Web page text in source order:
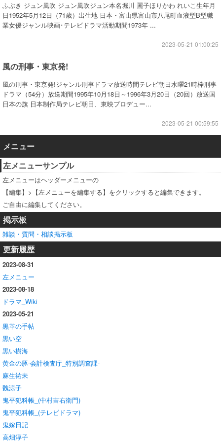
ふぶき ジュン風吹 ジュン風吹ジュン本名堀川 麗子ほりかわ れいこ生年月
日1952年5月12日（71歳）出生地 日本・富山県富山市八尾町血液型B型職
業女優ジャンル映画･テレビドラマ活動期間1973年 ...
2023-05-21 01:00:25
風の刑事・東京発!
風の刑事・東京発!ジャンル刑事ドラマ放送時間テレビ朝日水曜21時枠刑事
ドラマ（54分）放送期間1995年10月18日～1996年3月20日（20回）放送国
日本の旗 日本制作局テレビ朝日、東映プロデュー...
2023-05-21 00:59:55
メニュー
左メニューサンプル
左メニューはヘッダーメニューの
【編集】>【左メニューを編集する】をクリックすると編集できます。
ご自由に編集してください。
掲示板
雑談・質問・相談掲示板
更新履歴
2023-08-31
左メニュー
2023-08-18
ドラマ_Wiki
2023-05-21
黒革の手帖
黒い空
黒い樹海
黄金の豚-会計検査庁_特別調査課-
麻生祐未
魏涼子
鬼平犯科帳_(中村吉右衛門)
鬼平犯科帳_(テレビドラマ)
鬼嫁日記
高畑淳子